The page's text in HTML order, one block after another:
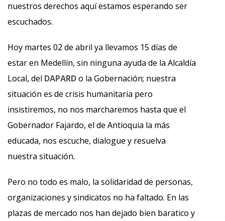
nuestros derechos aquí estamos esperando ser
escuchados.
Hoy martes 02 de abril ya llevamos 15 días de
estar en Medellín, sin ninguna ayuda de la Alcaldía
Local, del DAPARDo la Gobernación; nuestra
situación es de crisis humanitaria pero
insistiremos, no nos marcharemos hasta que el
Gobernador Fajardo, el de Antioquia la más
educada, nos escuche, dialogue y resuelva
nuestra situación.
Pero no todo es malo, la solidaridad de personas,
organizaciones y sindicatos no ha faltado. En las
plazas de mercado nos han dejado bien baratico y